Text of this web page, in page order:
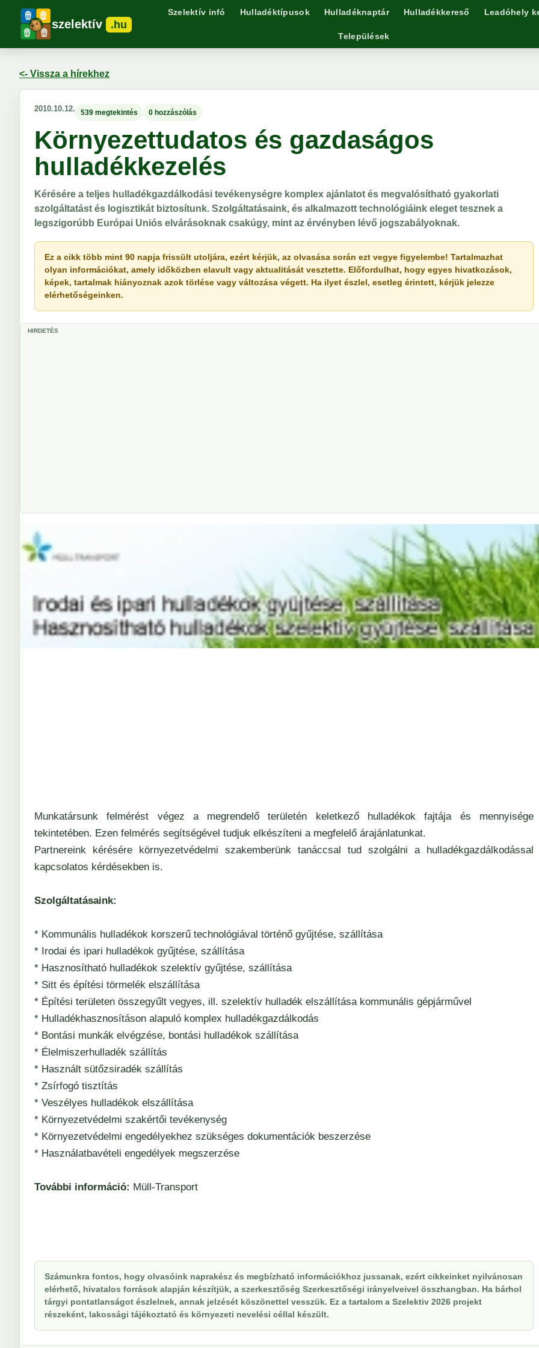
szelektív .hu
Szelektív infó Hulladéktípusok Hulladéknaptár Hulladékkereső Leadóhely
Települések
<- Vissza a hírekhez
2010.10.12. 539 megtekintés 0 hozzászólás
Környezettudatos és gazdaságos
hulladékkezelés
Kérésére a teljes hulladékgazdálkodási tevékenységre komplex ajánlatot és megvalósítható gyakorlati
szolgáltatást és logisztikát biztosítunk. Szolgáltatásaink, és alkalmazott technológiáink eleget tesznek a
legszigorúbb Európai Uniós elvárásoknak csakúgy, mint az érvényben lévő jogszabályoknak.
Ez a cikk több mint 90 napja frissült utoljára, ezért kérjük, az olvasása során ezt vegye figyelembe! Tartalmazhat
olyan információkat, amely időközben elavult vagy aktualitását vesztette. Előfordulhat, hogy egyes hivatkozások,
képek, tartalmak hiányoznak azok törlése vagy változása végett. Ha ilyet észlel, esetleg érintett, kérjük jelezze
elérhetőségeinken.
HIRDETÉS
Munkatársunk felmérést végez a megrendelő területén keletkező hulladékok fajtája és mennyisége
tekintetében. Ezen felmérés segítségével tudjuk elkészíteni a megfelelő árajánlatunkat.
Partnereink kérésére környezetvédelmi szakemberünk tanáccsal tud szolgálni a hulladékgazdálkodással
kapcsolatos kérdésekben is.
Szolgáltatásaink:
* Kommunális hulladékok korszerű technológiával történő gyűjtése, szállítása
* Irodai és ipari hulladékok gyűjtése, szállítása
* Hasznosítható hulladékok szelektív gyűjtése, szállítása
* Sitt és építési törmelék elszállítása
* Építési területen összegyűlt vegyes, ill. szelektív hulladék elszállítása kommunális gépjárművel
* Hulladékhasznosításon alapuló komplex hulladékgazdálkodás
* Bontási munkák elvégzése, bontási hulladékok szállítása
* Élelmiszerhulladék szállítás
* Használt sütőzsiradék szállítás
* Zsírfogó tisztítás
* Veszélyes hulladékok elszállítása
* Környezetvédelmi szakértői tevékenység
* Környezetvédelmi engedélyekhez szükséges dokumentációk beszerzése
* Használatbavételi engedélyek megszerzése
További információ: Müll-Transport
Számunkra fontos, hogy olvasóink naprakész és megbízható információkhoz jussanak, ezért cikkeinket nyilvánosan
elérhető, hivatalos források alapján készítjük, a szerkesztőség Szerkesztőségi irányelveivel összhangban. Ha bárhol
tárgyi pontatlanságot észlelnek, annak jelzését köszönettel vesszük. Ez a tartalom a Szelektiv 2026 projekt
részeként, lakossági tájékoztató és környezeti nevelési céllal készült.